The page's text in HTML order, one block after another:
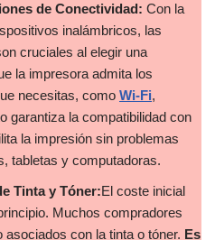
de Conectividad: Con la
inalámbricos, las
cruciales al elegir una
la impresora admita los
necesitas, como Wi-Fi,
garantiza la compatibilidad con
la impresión sin problemas
tabletas y computadoras.
Tinta y Tóner:El coste inicial
Muchos compradores
con la tinta o tóner. Es